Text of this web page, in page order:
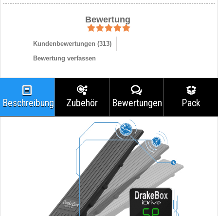
Bewertung
Kundenbewertungen (313)
Bewertung verfassen
Beschreibung Zubehör Bewertungen Pack